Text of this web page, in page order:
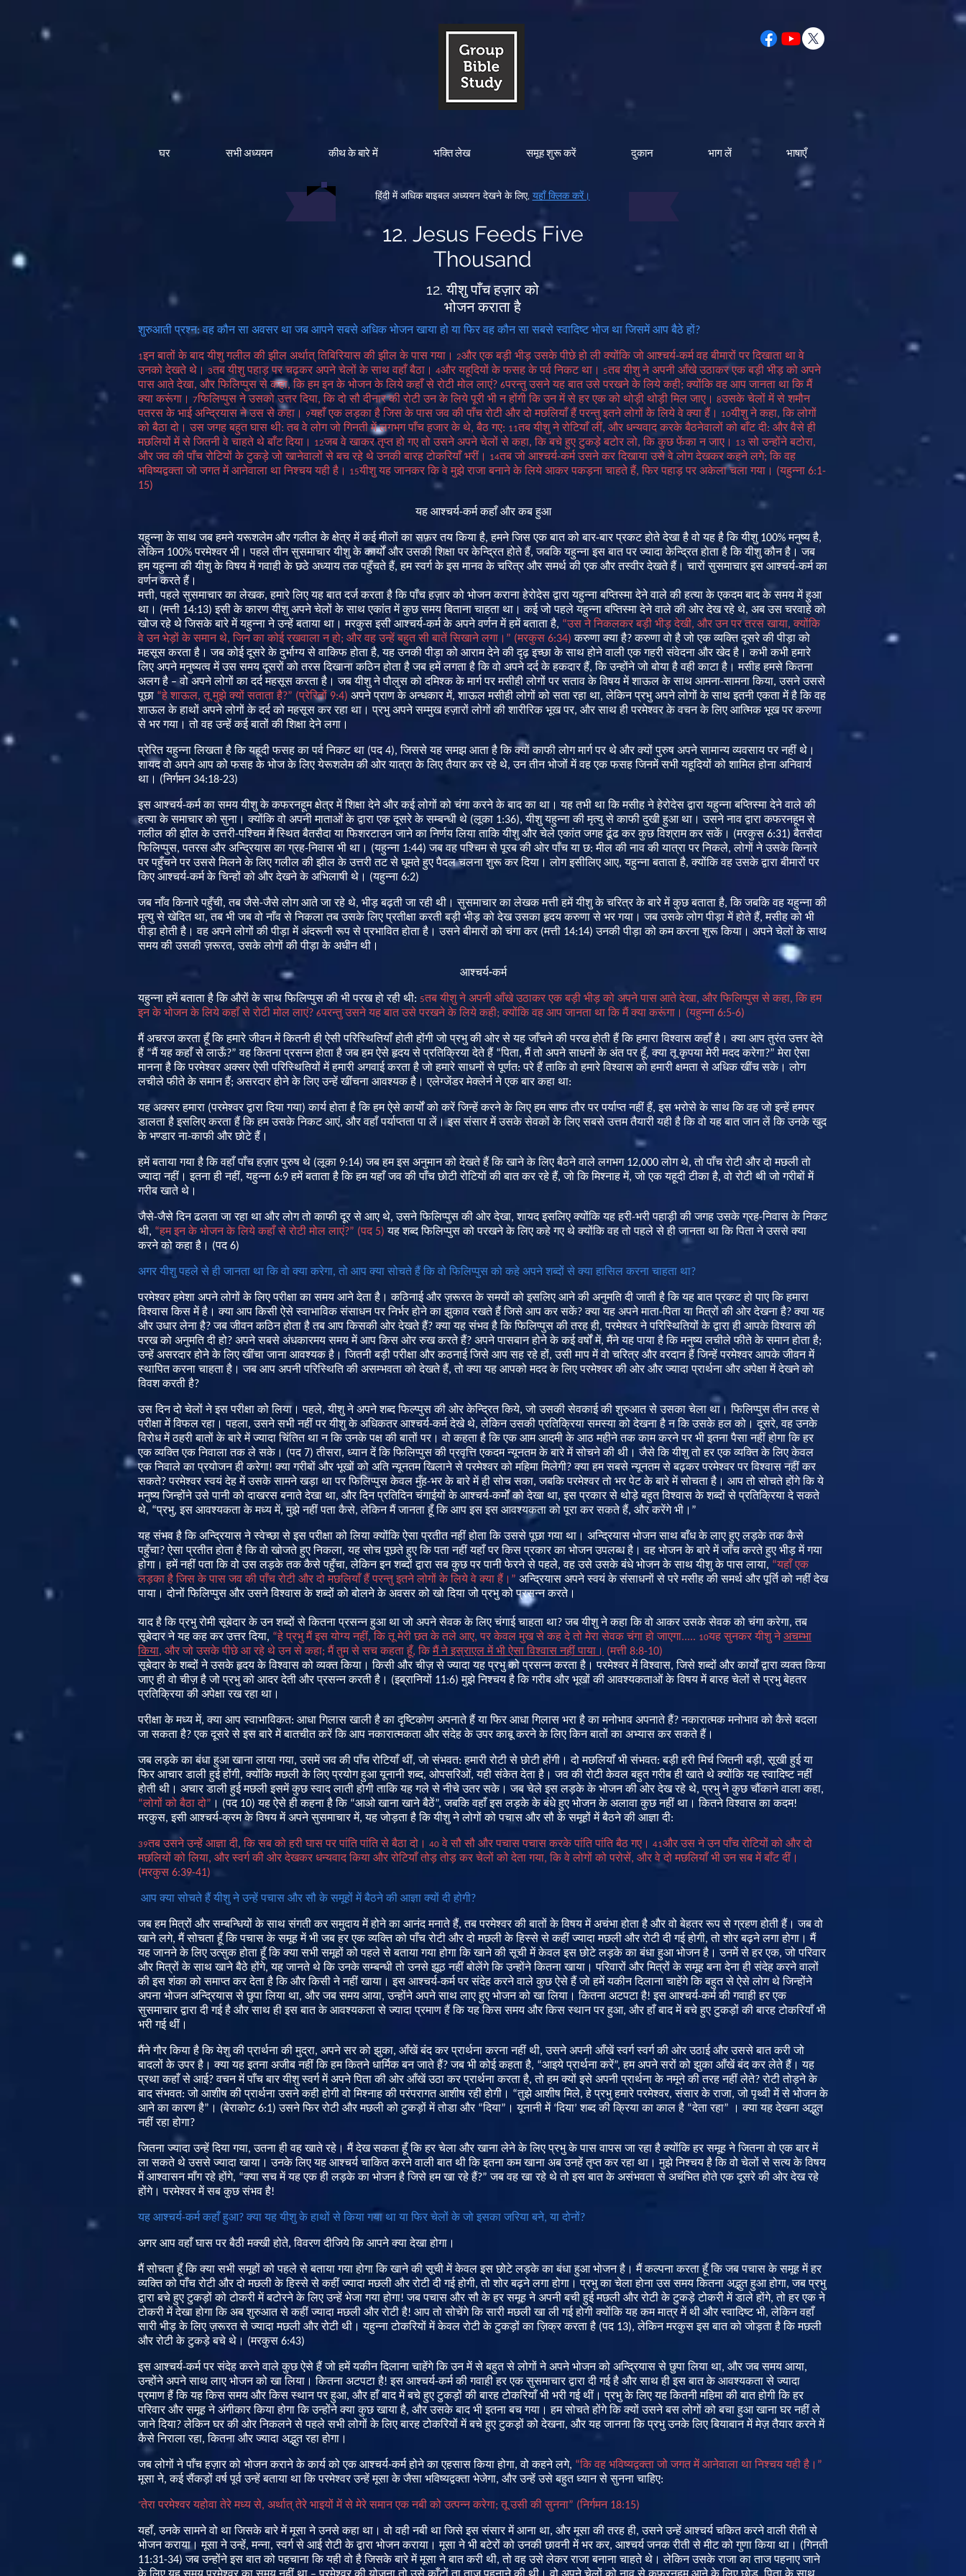
घर सभी अध्ययन कीथ के बारे में भक्ति लेख समूह शुरू करें दुकान भाग लें भाषाएँ
12. Jesus Feeds Five
Thousand
हिंदी में अधिक बाइबल अध्ययन देखने के लिए, यहाँ क्लिक करें।
12. यीशु पाँच हज़ार को
भोजन कराता है
शुरुआती प्रश्न: वह कौन सा अवसर था जब आपने सबसे अधिक भोजन खाया हो या फिर वह कौन सा सबसे स्वादिष्ट भोज था जिसमें आप बैठे हों?
1इन बातों के बाद यीशु गलील की झील अर्थात् तिबिरियास की झील के पास गया। 2और एक बड़ी भीड़ उसके पीछे हो ली क्योंकि जो आश्चर्य-कर्म वह बीमारों पर दिखाता था वे
उनको देखते थे। 3तब यीशु पहाड़ पर चढ़कर अपने चेलों के साथ वहाँ बैठा। 4और यहूदियों के फसह के पर्व निकट था। 5तब यीशु ने अपनी आँखे उठाकर एक बड़ी भीड़ को अपने
पास आते देखा, और फिलिप्पुस से कहा,कि हम इन के भोजन के लिये कहाँ से रोटी मोल लाएं? 6परन्तु उसने यह बात उसे परखने के लिये कही;क्योंकि वह आप जानता था कि मैं
क्या करूंगा। 7फिलिप्पुस ने उसको उत्तर दिया,कि दो सौ दीनार की रोटी उन के लिये पूरी भी न होंगी कि उन में से हर एक को थोड़ी थोड़ी मिल जाए। 8उसके चेलों में से शमौन
पतरस के भाई अन्द्रियास ने उस से कहा। 9यहाँ एक लड़का है जिस के पास जव की पाँच रोटी और दो मछलियाँ हैं परन्तु इतने लोगों के लिये वे क्या हैं। 10यीशु ने कहा,कि लोगों
को बैठा दो। उस जगह बहुत घास थी:तब वे लोग जो गिनती में लगभग पाँच हजार के थे,बैठ गए: 11तब यीशु ने रोटियाँ लीं, और धन्यवाद करके बैठनेवालों को बाँट दी: और वैसे ही
मछलियों में से जितनी वे चाहते थे बाँट दिया। 12जब वे खाकर तृप्त हो गए तो उसने अपने चेलों से कहा,कि बचे हुए टुकड़े बटोर लो,कि कुछ फेंका न जाए। 13 सो उन्होंने बटोरा,
और जव की पाँच रोटियों के टुकड़े जो खानेवालों से बच रहे थे उनकी बारह टोकरियाँ भरीं। 14तब जो आश्चर्य-कर्म उसने कर दिखाया उसे वे लोग देखकर कहने लगे;कि वह
भविष्यद्वक्ता जो जगत में आनेवाला था निश्चय यही है। 15यीशु यह जानकर कि वे मुझे राजा बनाने के लिये आकर पकड़ना चाहते हैं,फिर पहाड़ पर अकेला चला गया। (यहुन्ना 6:1-
15)
यह आश्चर्य-कर्म कहाँ और कब हुआ
यहुन्ना के साथ जब हमने यरूशलेम और गलील के क्षेत्र में कई मीलों का सफ़र तय किया है,हमने जिस एक बात को बार-बार प्रकट होते देखा है वो यह है कि यीशु 100%मनुष्य है,
लेकिन 100%परमेश्वर भी । पहले तीन सुसमाचार यीशु के कार्यों और उसकी शिक्षा पर केन्द्रित होते हैं,जबकि यहुन्ना इस बात पर ज्यादा केन्द्रित होता है कि यीशु कौन है । जब
हम यहुन्ना की यीशु के विषय में गवाही के छठे अध्याय तक पहुँचते हैं,हम स्वर्ग के इस मानव के चरित्र और समर्थ की एक और तस्वीर देखते हैं। चारों सुसमाचार इस आश्चर्य-कर्म का
वर्णन करते हैं ।
मत्ती,पहले सुसमाचार का लेखक,हमारे लिए यह बात दर्ज करता है कि पाँच हज़ार को भोजन कराना हेरोदेस द्वारा यहुन्ना बप्तिस्मा देने वाले की हत्या के एकदम बाद के समय में हुआ
था । (मत्ती 14:13)इसी के कारण यीशु अपने चेलों के साथ एकांत में कुछ समय बिताना चाहता था। कई जो पहले यहुन्ना बप्तिस्मा देने वाले की ओर देख रहे थे, अब उस चरवाहे को
खोज रहे थे जिसके बारे में यहुन्ना ने उन्हें बताया था। मरकुस इसी आश्चर्य-कर्म के अपने वर्णन में हमें बताता है, “उस ने निकलकर बड़ी भीड़ देखी, और उन पर तरस खाया,क्योंकि
वे उन भेड़ों के समान थे,जिन का कोई रखवाला न हो; और वह उन्हें बहुत सी बातें सिखाने लगा। ” (मरकुस 6:34)करुणा क्या है?करुणा वो है जो एक व्यक्ति दूसरे की पीड़ा को
महसूस करता है । जब कोई दूसरे के दुर्भाग्य से वाकिफ होता है, यह उनकी पीड़ा को आराम देने की दृढ़ इच्छा के साथ होने वाली एक गहरी संवेदना और खेद है । कभी कभी हमारे
लिए अपने मनुष्यत्व में उस समय दूसरों को तरस दिखाना कठिन होता है जब हमें लगता है कि वो अपने दर्द के हकदार हैं,कि उन्होंने जो बोया है वही काटा है । मसीह हमसे कितना
अलग है – वो अपने लोगों का दर्द महसूस करता है। जब यीशु ने पौलुस को दमिश्क के मार्ग पर मसीही लोगों पर सताव के विषय में शाऊल के साथ आमना-सामना किया,उसने उससे
पूछा “हे शाऊल,तू मुझे क्यों सताता है?” (प्रेरितों 9:4) अपने प्राण के अन्धकार में,शाऊल मसीही लोगों को सता रहा था,लेकिन प्रभु अपने लोगों के साथ इतनी एकता में है कि वह
शाऊल के हाथों अपने लोगों के दर्द को महसूस कर रहा था। प्रभु अपने सम्मुख हज़ारों लोगों की शारीरिक भूख पर, और साथ ही परमेश्वर के वचन के लिए आत्मिक भूख पर करुणा
से भर गया। तो वह उन्हें कई बातों की शिक्षा देने लगा।
प्रेरित यहुन्ना लिखता है कि यहूदी फसह का पर्व निकट था (पद 4),जिससे यह समझ आता है कि क्यों काफी लोग मार्ग पर थे और क्यों पुरुष अपने सामान्य व्यवसाय पर नहीं थे।
शायद वो अपने आप को फसह के भोज के लिए येरूशलेम की ओर यात्रा के लिए तैयार कर रहे थे,उन तीन भोजों में वह एक फसह जिनमें सभी यहूदियों को शामिल होना अनिवार्य
था। (निर्गमन 34:18-23)
इस आश्चर्य-कर्म का समय यीशु के कफरनहूम क्षेत्र में शिक्षा देने और कई लोगों को चंगा करने के बाद का था। यह तभी था कि मसीह ने हेरोदेस द्वारा यहुन्ना बप्तिस्मा देने वाले की
हत्या के समाचार को सुना। क्योंकि वो अपनी माताओं के द्वारा एक दूसरे के सम्बन्धी थे (लूका 1:36),यीशु यहुन्ना की मृत्यु से काफी दुखी हुआ था। उसने नाव द्वारा कफरनहूम से
गलील की झील के उत्तरी-पश्चिम में स्थित बैतसैदा या फिशरटाउन जाने का निर्णय लिया ताकि यीशु और चेले एकांत जगह ढूंढ कर कुछ विश्राम कर सकें। (मरकुस 6:31)बैतसैदा
फिलिप्पुस,पतरस और अन्द्रियास का ग्रह-निवास भी था। (यहुन्ना 1:44)जब वह पश्चिम से पूरब की ओर पाँच या छ:मील की नाव की यात्रा पर निकले,लोगों ने उसके किनारे
पर पहुँचने पर उससे मिलने के लिए गलील की झील के उत्तरी तट से घूमते हुए पैदल चलना शुरू कर दिया। लोग इसीलिए आए,यहुन्ना बताता है,क्योंकि वह उसके द्वारा बीमारों पर
किए आश्चर्य-कर्म के चिन्हों को और देखने के अभिलाषी थे। (यहुन्ना 6:2)
जब नाँव किनारे पहुँची,तब जैसे-जैसे लोग आते जा रहे थे, भीड़ बढ़ती जा रही थी। सुसमाचार का लेखक मत्ती हमें यीशु के चरित्र के बारे में कुछ बताता है,कि जबकि वह यहुन्ना की
मृत्यु से खेदित था,तब भी जब वो नाँव से निकला तब उसके लिए प्रतीक्षा करती बड़ी भीड़ को देख उसका हृदय करुणा से भर गया। जब उसके लोग पीड़ा में होते हैं,मसीह को भी
पीड़ा होती है। वह अपने लोगों की पीड़ा में अंदरूनी रूप से प्रभावित होता है। उसने बीमारों को चंगा कर (मत्ती 14:14)उनकी पीड़ा को कम करना शुरू किया। अपने चेलों के साथ
समय की उसकी ज़रूरत,उसके लोगों की पीड़ा के अधीन थी।
आश्चर्य-कर्म
यहुन्ना हमें बताता है कि औरों के साथ फिलिप्पुस की भी परख हो रही थी: 5तब यीशु ने अपनी आँखे उठाकर एक बड़ी भीड़ को अपने पास आते देखा, और फिलिप्पुस से कहा,कि हम
इन के भोजन के लिये कहाँ से रोटी मोल लाएं? 6परन्तु उसने यह बात उसे परखने के लिये कही;क्योंकि वह आप जानता था कि मैं क्या करूंगा। (यहुन्ना 6:5-6)
मैं अचरज करता हूँ कि हमारे जीवन में कितनी ही ऐसी परिस्थितियाँ होती होंगी जो प्रभु की ओर से यह जाँचने की परख होती हैं कि हमारा विश्वास कहाँ है। क्या आप तुरंत उत्तर देते
हैं “मैं यह कहाँ से लाऊँ?”वह कितना प्रसन्न होता है जब हम ऐसे हृदय से प्रतिक्रिया देते हैं “पिता,मैं तो अपने साधनों के अंत पर हूँ,क्या तू कृपया मेरी मदद करेगा?”मेरा ऐसा
मानना है कि परमेश्वर अक्सर ऐसी परिस्थितियों में हमारी अगवाई करता है जो हमारे साधनों से पूर्णत:परे हैं ताकि वो हमारे विश्वास को हमारी क्षमता से अधिक खींच सके। लोग
लचीले फीते के समान हैं; असरदार होने के लिए उन्हें खींचना आवश्यक है। एलेग्जेंडर मेक्लेर्न ने एक बार कहा था:
यह अक्सर हमारा (परमेश्वर द्वारा दिया गया)कार्य होता है कि हम ऐसे कार्यों को करें जिन्हें करने के लिए हम साफ तौर पर पर्याप्त नहीं हैं,इस भरोसे के साथ कि वह जो इन्हें हमपर
डालता है इसलिए करता हैं कि हम उसके निकट आएं, और वहाँ पर्याप्तता पा लें। इस संसार में उसके सेवकों के लिए सबसे उत्तम तैयारी यही है कि वो यह बात जान लें कि उनके खुद
के भण्डार ना-काफी और छोटे हैं।
हमें बताया गया है कि वहाँ पाँच हज़ार पुरुष थे (लूका 9:14)जब हम इस अनुमान को देखते हैं कि खाने के लिए बैठने वाले लगभग 12,000लोग थे,तो पाँच रोटी और दो मछली तो
ज्यादा नहीं। इतना ही नहीं,यहुन्ना 6:9हमें बताता है कि हम यहाँ जव की पाँच छोटी रोटियों की बात कर रहे हैं,जो कि मिश्नाह में,जो एक यहूदी टीका है,वो रोटी थी जो गरीबों में
गरीब खाते थे।
जैसे-जैसे दिन ढलता जा रहा था और लोग तो काफी दूर से आए थे,उसने फिलिप्पुस की ओर देखा,शायद इसलिए क्योंकि यह हरी-भरी पहाड़ी की जगह उसके ग्रह-निवास के निकट
थी, “हम इन के भोजन के लिये कहाँ से रोटी मोल लाएं?” (पद 5) यह शब्द फिलिप्पुस को परखने के लिए कहे गए थे क्योंकि वह तो पहले से ही जानता था कि पिता ने उससे क्या
करने को कहा है। (पद 6)
अगर यीशु पहले से ही जानता था कि वो क्या करेगा, तो आप क्या सोचते हैं कि वो फिलिप्पुस को कहे अपने शब्दों से क्या हासिल करना चाहता था?
परमेश्वर हमेशा अपने लोगों के लिए परीक्षा का समय आने देता है। कठिनाई और ज़रूरत के समयों को इसलिए आने की अनुमति दी जाती है कि यह बात प्रकट हो पाए कि हमारा
विश्वास किस में है। क्या आप किसी ऐसे स्वाभाविक संसाधन पर निर्भर होने का झुकाव रखते हैं जिसे आप कर सकें?क्या यह अपने माता-पिता या मित्रों की ओर देखना है?क्या यह
और उधार लेना है?जब जीवन कठिन होता है तब आप किसकी ओर देखते हैं?क्या यह संभव है कि फिलिप्पुस की तरह ही,परमेश्वर ने परिस्थितियों के द्वारा ही आपके विश्वास की
परख को अनुमति दी हो? अपने सबसे अंधकारमय समय में आप किस ओर रुख करते हैं? अपने पासबान होने के कई वर्षों में,मैंने यह पाया है कि मनुष्य लचीले फीते के समान होता है;
उन्हें असरदार होने के लिए खींचा जाना आवश्यक है। जितनी बड़ी परीक्षा और कठनाई जिसे आप सह रहे हों,उसी माप में वो चरित्र और वरदान हैं जिन्हें परमेश्वर आपके जीवन में
स्थापित करना चाहता है। जब आप अपनी परिस्थिति की असम्भवता को देखते हैं,तो क्या यह आपको मदद के लिए परमेश्वर की ओर और ज्यादा प्रार्थना और अपेक्षा में देखने को
विवश करती है?
उस दिन दो चेलों ने इस परीक्षा को लिया। पहले,यीशु ने अपने शब्द फिल्प्पुस की ओर केन्द्रित किये,जो उसकी सेवकाई की शुरुआत से उसका चेला था। फिलिप्पुस तीन तरह से
परीक्षा में विफल रहा। पहला,उसने सभी नहीं पर यीशु के अधिकतर आश्चर्य-कर्म देखे थे,लेकिन उसकी प्रतिक्रिया समस्या को देखना है न कि उसके हल को। दूसरे,वह उनके
विरोध में ठहरी बातों के बारे में ज्यादा चिंतित था न कि उनके पक्ष की बातों पर। वो कहता है कि एक आम आदमी के आठ महीने तक काम करने पर भी इतना पैसा नहीं होगा कि हर
एक व्यक्ति एक निवाला तक ले सके। (पद 7)तीसरा, ध्यान दें कि फिलिप्पुस की प्रवृत्ति एकदम न्यूनतम के बारे में सोचने की थी। जैसे कि यीशु तो हर एक व्यक्ति के लिए केवल
एक निवाले का प्रयोजन ही करेगा!क्या गरीबों और भूखों को अति न्यूनतम खिलाने से परमेश्वर को महिमा मिलेगी?क्या हम सबसे न्यूनतम से बढ़कर परमेश्वर पर विश्वास नहीं कर
सकते?परमेश्वर स्वयं देह में उसके सामने खड़ा था पर फिलिप्पुस केवल मुँह-भर के बारे में ही सोच सका,जबकि परमेश्वर तो भर पेट के बारे में सोचता है। आप तो सोचते होंगे कि ये
मनुष्य जिन्होंने उसे पानी को दाखरस बनाते देखा था, और दिन प्रतिदिन चंगाईयों के आश्चर्य-कर्मों को देखा था,इस प्रकार से थोड़े बहुत विश्वास के शब्दों से प्रतिक्रिया दे सकते
थे, “प्रभु,इस आवश्यकता के मध्य में,मुझे नहीं पता कैसे,लेकिन मैं जानता हूँ कि आप इस इस आवश्यकता को पूरा कर सकते हैं, और करेंगे भी। ”
यह संभव है कि अन्द्रियास ने स्वेच्छा से इस परीक्षा को लिया क्योंकि ऐसा प्रतीत नहीं होता कि उससे पूछा गया था। अन्द्रियास भोजन साथ बाँध के लाए हुए लड़के तक कैसे
पहुँचा?ऐसा प्रतीत होता है कि वो खोजते हुए निकला,यह सोच पूछते हुए कि पता नहीं यहाँ पर किस प्रकार का भोजन उपलब्ध है। वह भोजन के बारे में जाँच करते हुए भीड़ में गया
होगा। हमें नहीं पता कि वो उस लड़के तक कैसे पहुँचा,लेकिन इन शब्दों द्वारा सब कुछ पर पानी फेरने से पहले,वह उसे उसके बंधे भोजन के साथ यीशु के पास लाया, “यहाँ एक
लड़का है जिस के पास जव की पाँच रोटी और दो मछलियाँ हैं परन्तु इतने लोगों के लिये वे क्या हैं। ” अन्द्रियास अपने स्वयं के संसाधनों से परे मसीह की समर्थ और पूर्ति को नहीं देख
पाया। दोनों फिलिप्पुस और उसने विश्वास के शब्दों को बोलने के अवसर को खो दिया जो प्रभु को प्रसन्न करते।
याद है कि प्रभु रोमी सूबेदार के उन शब्दों से कितना प्रसन्न हुआ था जो अपने सेवक के लिए चंगाई चाहता था?जब यीशु ने कहा कि वो आकर उसके सेवक को चंगा करेगा,तब
सूबेदार ने यह कह कर उत्तर दिया, “हे प्रभु मैं इस योग्य नहीं,कि तू मेरी छत के तले आए,पर केवल मुख से कह दे तो मेरा सेवक चंगा हो जाएगा..... 10यह सुनकर यीशु ने अचम्भा
किया, और जो उसके पीछे आ रहे थे उन से कहा;मैं तुम से सच कहता हूँ,कि मैं ने इस्राएल में भी ऐसा विश्वास नहीं पाया। (मत्ती 8:8-10)
सूबेदार के शब्दों ने उसके हृदय के विश्वास को व्यक्त किया । किसी और चीज़ से ज्यादा यह प्रभु को प्रसन्न करता है। परमेश्वर में विश्वास,जिसे शब्दों और कार्यों द्वारा व्यक्त किया
जाए ही वो चीज़ है जो प्रभु को आदर देती और प्रसन्न करती है। (इब्रानियों 11:6)मुझे निश्चय है कि गरीब और भूखों की आवश्यकताओं के विषय में बारह चेलों से प्रभु बेहतर
प्रतिक्रिया की अपेक्षा रख रहा था ।
परीक्षा के मध्य में,क्या आप स्वाभाविकत: आधा गिलास खाली है का दृष्टिकोण अपनाते हैं या फिर आधा गिलास भरा है का मनोभाव अपनाते हैं?नकारात्मक मनोभाव को कैसे बदला
जा सकता है?एक दूसरे से इस बारे में बातचीत करें कि आप नकारात्मकता और संदेह के उपर काबू करने के लिए किन बातों का अभ्यास कर सकते हैं ।
जब लड़के का बंधा हुआ खाना लाया गया,उसमें जव की पाँच रोटियाँ थीं,जो संभवत:हमारी रोटी से छोटी होंगी । दो मछलियाँ भी संभवत:बड़ी हरी मिर्च जितनी बड़ी,सूखी हुई या
फिर आचार डाली हुई होंगी,क्योंकि मछली के लिए प्रयोग हुआ यूनानी शब्द, ओपसरिओं,यही संकेत देता है। जव की रोटी केवल बहुत गरीब ही खाते थे क्योंकि यह स्वादिष्ट नहीं
होती थी। अचार डाली हुई मछली इसमें कुछ स्वाद लाती होगी ताकि यह गले से नीचे उतर सके। जब चेले इस लड़के के भोजन की ओर देख रहे थे,प्रभु ने कुछ चौंकाने वाला कहा,
“लोगों को बैठा दो” । (पद 10) यह ऐसे ही कहना है कि“आओ खाना खाने बैठें”,जबकि वहाँ इस लड़के के बंधे हुए भोजन के अलावा कुछ नहीं था । कितने विश्वास का कदम!
मरकुस,इसी आश्चर्य-क्रम के विषय में अपने सुसमाचार में,यह जोड़ता है कि यीशु ने लोगों को पचास और सौ के समूहों में बैठने की आज्ञा दी:
39तब उसने उन्हें आज्ञा दी,कि सब को हरी घास पर पांति पांति से बैठा दो। 40 वे सौ सौ और पचास पचास करके पांति पांति बैठ गए। 41और उस ने उन पाँच रोटियों को और दो
मछलियों को लिया, और स्वर्ग की ओर देखकर धन्यवाद किया और रोटियाँ तोड़ तोड़ कर चेलों को देता गया,कि वे लोगों को परोसें, और वे दो मछलियाँ भी उन सब में बाँट दीं।
(मरकुस 6:39-41)
आप क्या सोचते हैं यीशु ने उन्हें पचास और सौ के समूहों में बैठने की आज्ञा क्यों दी होगी?
जब हम मित्रों और सम्बन्धियों के साथ संगती कर समुदाय में होने का आनंद मनाते हैं,तब परमेश्वर की बातों के विषय में अचंभा होता है और वो बेहतर रूप से ग्रहण होती हैं । जब वो
खाने लगे,मैं सोचता हूँ कि पचास के समूह में भी जब हर एक व्यक्ति को पाँच रोटी और दो मछली के हिस्से से कहीं ज्यादा मछली और रोटी दी गई होगी,तो शोर बढ़ने लगा होगा। मैं
यह जानने के लिए उत्सुक होता हूँ कि क्या सभी समूहों को पहले से बताया गया होगा कि खाने की सूची में केवल इस छोटे लड़के का बंधा हुआ भोजन है। उनमें से हर एक,जो परिवार
और मित्रों के साथ खाने बैठे होंगे,यह जानते थे कि उनके सम्बन्धी तो उनसे झूठ नहीं बोलेंगे कि उन्होंने कितना खाया । परिवारों और मित्रों के समूह बना देना ही संदेह करने वालों
की इस शंका को समाप्त कर देता है कि और किसी ने नहीं खाया। इस आश्चर्य-कर्म पर संदेह करने वाले कुछ ऐसे हैं जो हमें यकीन दिलाना चाहेंगे कि बहुत से ऐसे लोग थे जिन्होंने
अपना भोजन अन्द्रियास से छुपा लिया था, और जब समय आया,उन्होंने अपने साथ लाए हुए भोजन को खा लिया। कितना अटपटा है!इस आश्चर्य-कर्म की गवाही हर एक
सुसमाचार द्वारा दी गई है और साथ ही इस बात के आवश्यकता से ज्यादा प्रमाण हैं कि यह किस समय और किस स्थान पर हुआ, और हाँ बाद में बचे हुए टुकड़ों की बारह टोकरियाँ भी
भरी गई थीं।
मैंने गौर किया है कि येशु की प्रार्थना की मुद्रा, अपने सर को झुका, आँखें बंद कर प्रार्थना करना नहीं थी,उसने अपनी आँखें स्वर्ग स्वर्ग की ओर उठाई और उससे बात करी जो
बादलों के उपर है । क्या यह इतना अजीब नहीं कि हम कितने धार्मिक बन जाते हैं?जब भी कोई कहता है, “आइये प्रार्थना करें”,हम अपने सरों को झुका आँखें बंद कर लेते हैं । यह
प्रथा कहाँ से आई?वचन में पाँच बार यीशु स्वर्ग में अपने पिता की ओर आँखें उठा कर प्रार्थना करता है,तो हम क्यों इसे अपनी प्रार्थना के नमूने की तरह नहीं लेते?रोटी तोड़ने के
बाद संभवत:जो आशीष की प्रार्थना उसने कही होगी वो मिश्नाह की परंपरागत आशीष रही होगी । “तुझे आशीष मिले,हे प्रभु हमारे परमेश्वर,संसार के राजा,जो पृथ्वी में से भोजन के
आने का कारण है” । (बेराकोट 6:1)उसने फिर रोटी और मछली को टुकड़ों में तोडा और“दिया” । यूनानी में‘दिया’शब्द की क्रिया का काल है “देता रहा” । क्या यह देखना अद्भुत
नहीं रहा होगा?
जितना ज्यादा उन्हें दिया गया,उतना ही वह खाते रहे । मैं देख सकता हूँ कि हर चेला और खाना लेने के लिए प्रभु के पास वापस जा रहा है क्योंकि हर समूह ने जितना वो एक बार में
ला सकते थे उससे ज्यादा खाया। उनके लिए यह आश्चर्य चाकित करने वाली बात थी कि इतना कम खाना अब उनहें तृप्त कर रहा था। मुझे निश्चय है कि वो चेलों से सत्य के विषय
में आश्वासन माँग रहे होंगे, “क्या सच में यह एक ही लड़के का भोजन है जिसे हम खा रहे हैं?”जब वह खा रहे थे तो इस बात के असंभवता से अचंभित होते एक दूसरे की ओर देख रहे
होंगे। परमेश्वर में सब कुछ संभव है!
यह आश्चर्य-कर्म कहाँ हुआ? क्या यह यीशु के हाथों से किया गया था या फिर चेलों के जो इसका जरिया बने, या दोनों?
अगर आप वहाँ घास पर बैठी मक्खी होते,विवरण दीजिये कि आपने क्या देखा होगा ।
मैं सोचता हूँ कि क्या सभी समूहों को पहले से बताया गया होगा कि खाने की सूची में केवल इस छोटे लड़के का बंधा हुआ भोजन है। मैं कल्पना करता हूँ कि जब पचास के समूह में हर
व्यक्ति को पाँच रोटी और दो मछली के हिस्से से कहीं ज्यादा मछली और रोटी दी गई होगी,तो शोर बढ़ने लगा होगा। प्रभु का चेला होना उस समय कितना अद्भुत हुआ होगा,जब प्रभु
द्वारा बचे हुए टुकड़ों को टोकरी में बटोरने के लिए उन्हें भेजा गया होगा!जब पचास और सौ के हर समूह ने अपनी बची हुई मछली और रोटी के टुकड़े टोकरी में डाले होंगे,तो हर एक ने
टोकरी में देखा होगा कि अब शुरुआत से कहीं ज्यादा मछली और रोटी है! आप तो सोचेंगे कि सारी मछली खा ली गई होगी क्योंकि यह कम मात्र में थी और स्वादिष्ट भी,लेकिन वहाँ
सारी भीड़ के लिए ज़रूरत से ज्यादा मछली और रोटी थी। यहुन्ना टोकरियों में केवल रोटी के टुकड़ों का ज़िक्र करता है (पद 13),लेकिन मरकुस इस बात को जोड़ता है कि मछली
और रोटी के टुकड़े बचे थे। (मरकुस 6:43)
इस आश्चर्य-कर्म पर संदेह करने वाले कुछ ऐसे हैं जो हमें यकीन दिलाना चाहेंगे कि उन में से बहुत से लोगों ने अपने भोजन को अन्द्रियास से छुपा लिया था, और जब समय आया,
उन्होंने अपने साथ लाए भोजन को खा लिया। कितना अटपटा है!इस आश्चर्य-कर्म की गवाही हर एक सुसमाचार द्वारा दी गई है और साथ ही इस बात के आवश्यकता से ज्यादा
प्रमाण हैं कि यह किस समय और किस स्थान पर हुआ, और हाँ बाद में बचे हुए टुकड़ों की बारह टोकरियाँ भी भरी गई थीं। प्रभु के लिए यह कितनी महिमा की बात होगी कि हर
परिवार और समूह ने अंगीकार किया होगा कि उन्होंने क्या कुछ खाया है, और उसके बाद भी इतना बच गया। हम सोचते होंगे कि क्यों उसने बस लोगों को बचा हुआ खाना घर नहीं ले
जाने दिया?लेकिन घर की ओर निकलने से पहले सभी लोगों के लिए बारह टोकरियों में बचे हुए टुकड़ों को देखना, और यह जानना कि प्रभु उनके लिए बियाबान में मेज़ तैयार करने में
कैसे निराला रहा,कितना और ज्यादा अद्भुत रहा होगा।
जब लोगों ने पाँच हज़ार को भोजन कराने के कार्य को एक आश्चर्य-कर्म होने का एहसास किया होगा,वो कहने लगे, “कि वह भविष्यद्वक्ता जो जगत में आनेवाला था निश्चय यही है। ”
मूसा ने,कई सैंकड़ों वर्ष पूर्व उन्हें बताया था कि परमेश्वर उन्हें मूसा के जैसा भविष्यद्वक्ता भेजेगा, और उन्हें उसे बहुत ध्यान से सुनना चाहिए:
“तेरा परमेश्वर यहोवा तेरे मध्य से, अर्थात् तेरे भाइयों में से मेरे समान एक नबी को उत्पन्न करेगा;तू उसी की सुनना” (निर्गमन 18:15)
यहाँ,उनके सामने वो था जिसके बारे में मूसा ने उनसे कहा था । वो वही नबी था जिसे इस संसार में आना था, और मूसा की तरह ही,उसने उन्हें आश्चर्य चकित करने वाली रीती से
भोजन कराया। मूसा ने उन्हें,मन्ना,स्वर्ग से आई रोटी के द्वारा भोजन कराया। मूसा ने भी बटेरों को उनकी छावनी में भर कर, आश्चर्य जनक रीती से मीट को गुणा किया था । (गिनती
11:31-34)जब उन्होंने इस बात को पहचाना कि यही वो है जिसके बारे में मूसा ने बात करी थी,तो वह उसे लेकर राजा बनाना चाहते थे । लेकिन उसके राजा का ताज पहनाए जाने